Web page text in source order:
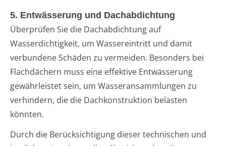
5. Entwässerung und Dachabdichtung
Überprüfen Sie die Dachabdichtung auf
Wasserdichtigkeit, um Wassereintritt und damit
verbundene Schäden zu vermeiden. Besonders bei
Flachdächern muss eine effektive Entwässerung
gewährleistet sein, um Wasseransammlungen zu
verhindern, die die Dachkonstruktion belasten
könnten.
Durch die Berücksichtigung dieser technischen und